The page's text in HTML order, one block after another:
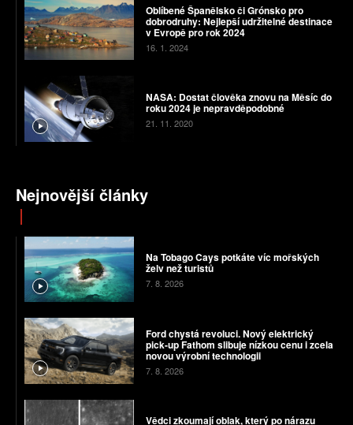
Oblíbené Španělsko či Grónsko pro
dobrodruhy: Nejlepší udržitelné destinace
v Evropě pro rok 2024
16. 1. 2024
NASA: Dostat člověka znovu na Měsíc do
roku 2024 je nepravděpodobné
21. 11. 2020
Nejnovější články
Na Tobago Cays potkáte víc mořských
želv než turistů
7. 8. 2026
Ford chystá revoluci. Nový elektrický
pick-up Fathom slibuje nízkou cenu i zcela
novou výrobní technologii
7. 8. 2026
Vědci zkoumají oblak, který po nárazu